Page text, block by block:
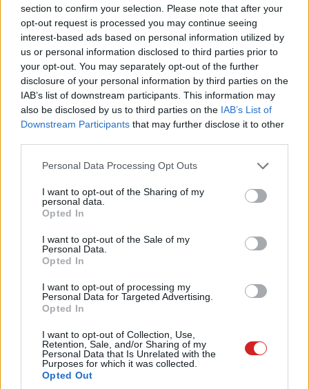
section to confirm your selection. Please note that after your
opt-out request is processed you may continue seeing
interest-based ads based on personal information utilized by
us or personal information disclosed to third parties prior to
your opt-out. You may separately opt-out of the further
disclosure of your personal information by third parties on the
IAB’s list of downstream participants. This information may
also be disclosed by us to third parties on the IAB’s List of
Downstream Participants that may further disclose it to other
Please note that this website/app uses one or more Google
not limited to your visit or usage behaviour. You may click to
grant or deny consent to Google and its third-party tags to
use your data for below specified purposes in below Google
consent section.
Personal Data Processing Opt Outs
I want to opt-out of the Sharing of my
personal data.
Opted In
I want to opt-out of the Sale of my
Personal Data.
Opted In
I want to opt-out of processing my
Personal Data for Targeted Advertising.
Opted In
I want to opt-out of Collection, Use,
Retention, Sale, and/or Sharing of my
Personal Data that Is Unrelated with the
Purposes for which it was collected.
Opted Out
Címkék: #facebook #csoportok #groups #meta
Így kövesd nyomon a
tartalomfogyasztásodat!
Kedvencekhez
Szabó Dániel| 2022 július 6. 20:31
Számos appon keresztül tarthatod számon,
hogy milyen tartalmakat láttál vagy néznél
kaphatsz.